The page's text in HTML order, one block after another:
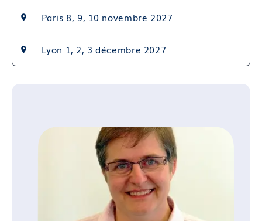
progestatives
contraception dite « d’urgence » aux patientes :
indications, utilisation, relais
contraception
Module 19 : Appliquer la méthode BERCER
Module 20 : Prescrire, savoir « switcher » et assurer
Compétence 07 : Considérer les situations
particulières en contraception
Paris 8, 9, 10 novembre 2027
Lyon 1, 2, 3 décembre 2027